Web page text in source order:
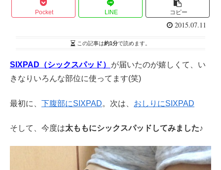
Pocket LINE コピー
2015.07.11
この記事は約1分で読めます。
SIXPAD（シックスパッド）
が届いたのが嬉しくて、い
きなりいろんな部位に使ってます(笑)
最初に、 下腹部にSIXPAD。次は、 おしりにSIXPAD
そして、今度は太ももにシックスパッドしてみました♪